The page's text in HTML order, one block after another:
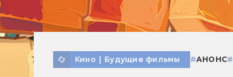
Кино Будущие фильмы #АНОНС#